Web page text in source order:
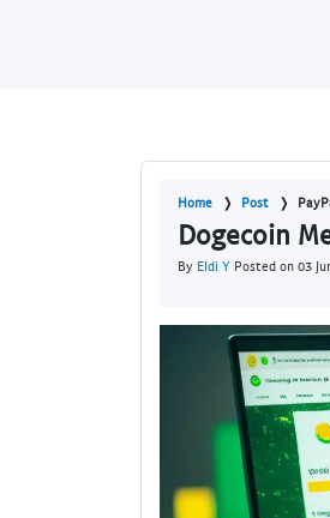
Home Post
Dogecoin
By Eldi Y Posted on 03